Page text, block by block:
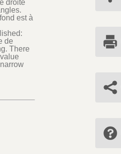
droite
est à
de
There